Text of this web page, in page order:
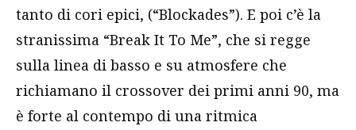
tanto di cori epici, (“Blockades”). E poi c’è la
stranissima “Break It To Me”, che si regge
sulla linea di basso e su atmosfere che
richiamano il crossover dei primi anni 90, ma
è forte al contempo di una ritmica